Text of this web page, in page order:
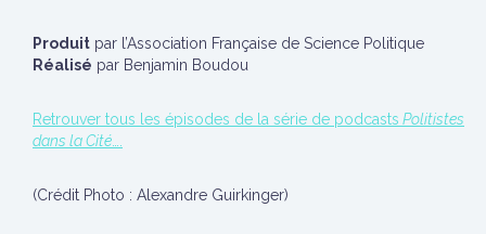
Produit par l’Association Française de Science Politique
Réalisé par Benjamin Boudou
Retrouver tous les épisodes de la série de podcasts Politistes
dans la Cité
(Crédit Photo : Alexandre Guirkinger)